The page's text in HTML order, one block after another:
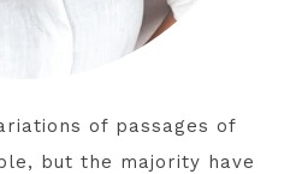
of passages of
but the majority have